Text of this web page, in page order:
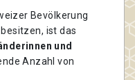
Bevölkerung
ist das
und
Anzahl von